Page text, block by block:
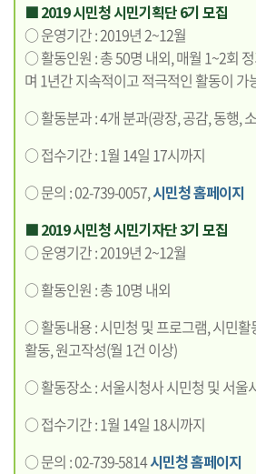
■ 2019 시민청 시민기획단 6기 모집
○ 운영기간 : 2019년 2~12월
○ 활동인원 : 총 50명 내외, 매월 1~2회
며 1년간 지속적이고 적극적인 활동이 가
○ 활동분과 : 4개 분과(광장, 공감, 동행,
○ 접수기간 : 1월 14일 17시까지
○ 문의 : 02-739-0057,시민청 홈페이지
■ 2019 시민청 시민기자단 3기 모집
○ 운영기간 : 2019년 2~12월
○ 활동인원 : 총 10명 내외
○ 활동내용 : 시민청 및 프로그램, 시민활
활동, 원고작성(월 1건 이상)
○ 활동장소 : 서울시청사 시민청 및 서울
○ 접수기간 : 1월 14일 18시까지
○ 문의 : 02-739-5814시민청 홈페이지